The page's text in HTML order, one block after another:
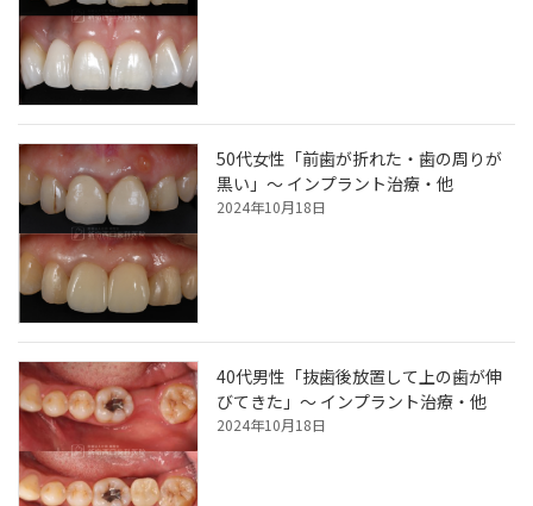
50代女性「前歯が折れた・歯の周りが
黒い」～ インプラント治療・他
2024年10月18日
40代男性「抜歯後放置して上の歯が伸
びてきた」～ インプラント治療・他
2024年10月18日